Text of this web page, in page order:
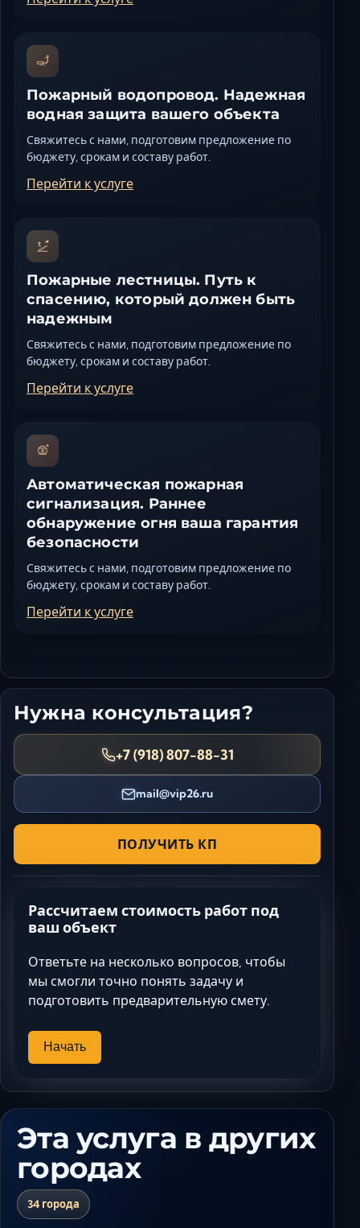
Пожарный водопровод. Надежная
водная защита вашего объекта
Свяжитесь с нами, подготовим предложение по
бюджету, срокам и составу работ.
Перейти к услуге
Пожарные лестницы. Путь к
спасению, который должен быть
надежным
Свяжитесь с нами, подготовим предложение по
бюджету, срокам и составу работ.
Перейти к услуге
Автоматическая пожарная
сигнализация. Раннее
обнаружение огня ваша гарантия
безопасности
Свяжитесь с нами, подготовим предложение по
бюджету, срокам и составу работ.
Перейти к услуге
Нужна консультация?
+7 (918) 807-88-31
mail@vip26.ru
ПОЛУЧИТЬ КП
Рассчитаем стоимость работ под
ваш объект
Ответьте на несколько вопросов, чтобы
мы смогли точно понять задачу и
подготовить предварительную смету.
Начать
Эта услуга в других
городах
34 города